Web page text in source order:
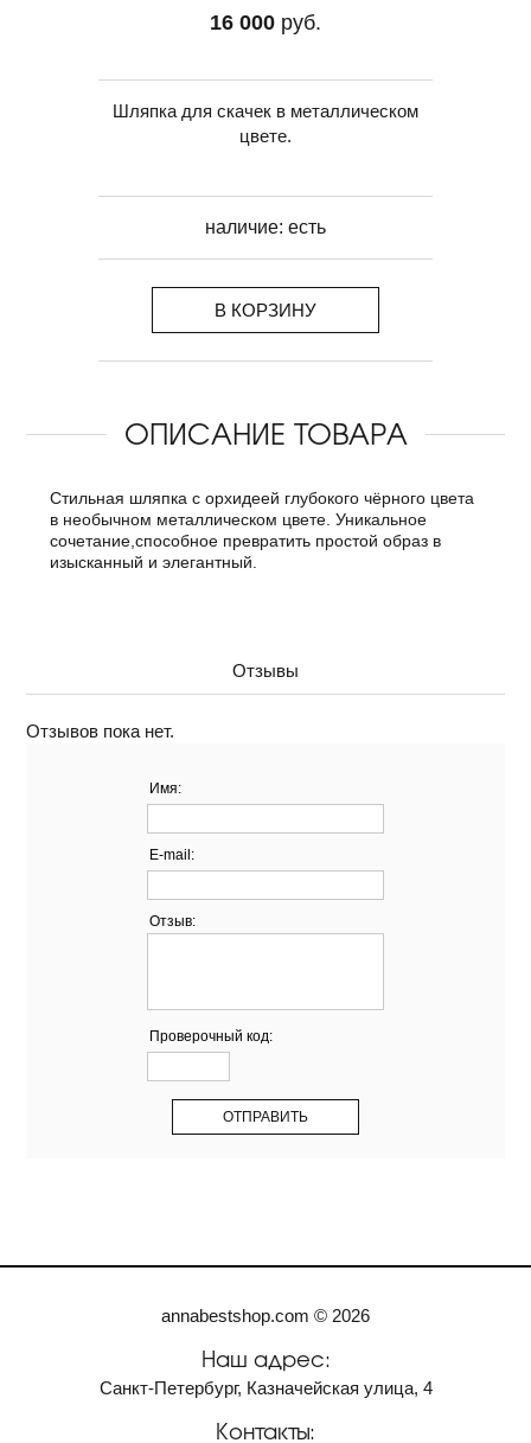
Шляпка для скачек в металлическом
цвете.
наличие: есть
16 000руб.
В КОРЗИНУ
ОПИСАНИЕ ТОВАРА
Стильная шляпка с орхидеей глубокого чёрного цвета
в необычном металлическом цвете. Уникальное
сочетание,способное превратить простой образ в
изысканный и элегантный.
Отзывы
Отзывов пока нет.
Имя:
E-mail:
Отзыв:
Проверочный код:
annabestshop.com © 2026
Наш адрес:
Санкт-Петербург, Казначейская улица, 4
Контакты: